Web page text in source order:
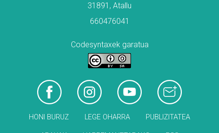
31891, Atallu
660476041
Codesyntaxek garatua
HONI BURUZ LEGE OHARRA PUBLIZITATEA